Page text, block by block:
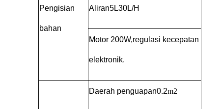
Pengisian
bahan
Aliran5L30L/H
Motor 200W,regulasi kecepatan
elektronik.
Daerah penguapan0.2m2